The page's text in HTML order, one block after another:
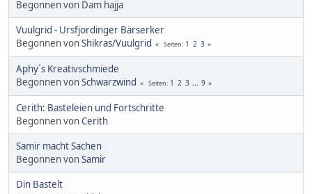
Begonnen von Dam hajja
Vuulgrid - Ursfjordinger Bärserker
Begonnen vonShikras/Vuulgrid Seiten 1 2 3
Aphy´s Kreativschmiede
Begonnen vonSchwarzwind Seiten 1 2 3 ... 9
Cerith: Basteleien und Fortschritte
Begonnen vonCerith
Samir macht Sachen
Begonnen vonSamir
Din Bastelt